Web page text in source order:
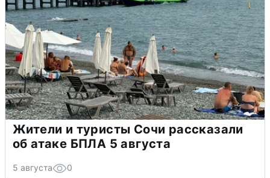
Жители и туристы Сочи рассказали
об атаке БПЛА 5 августа
5 августа 0